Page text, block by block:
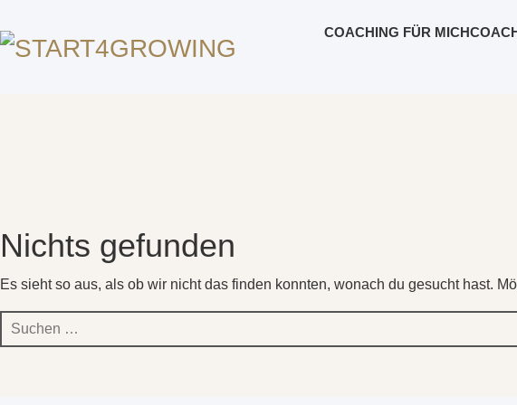
COACHING FÜR MICH
Nichts gefunden
Es sieht so aus, als ob wir nicht das finden konnten, wonach du gesucht hast.
Suchen
nach: